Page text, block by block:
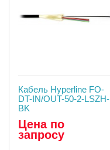
Кабель Hyperline FO-
DT-IN/OUT-50-2-LSZH-
BK
Цена по
запросу